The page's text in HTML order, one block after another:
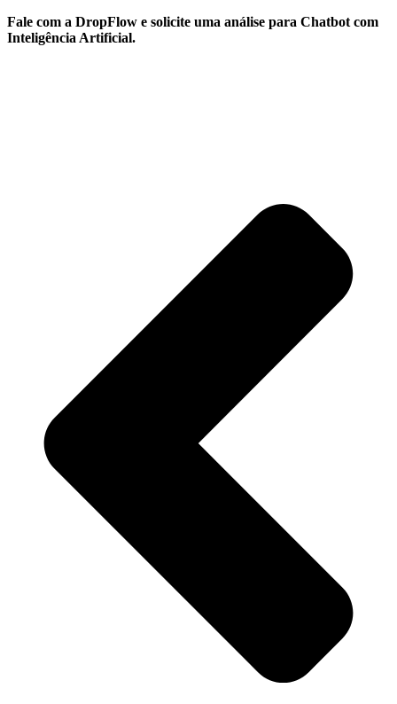
Fale com a DropFlow e solicite uma análise para Chatbot com
Inteligência Artificial.